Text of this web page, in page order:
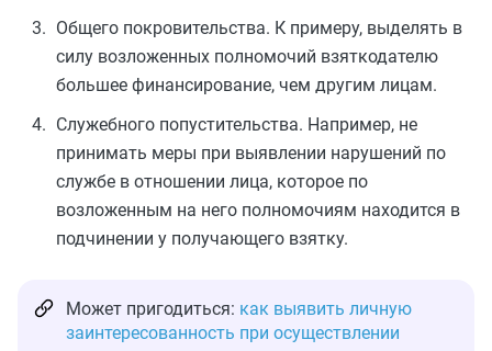
Общего покровительства. К примеру, выделять в
силу возложенных полномочий взяткодателю
большее финансирование, чем другим лицам.
Служебного попустительства. Например, не
принимать меры при выявлении нарушений по
службе в отношении лица, которое по
возложенным на него полномочиям находится в
подчинении у получающего взятку.
Может пригодиться: как выявить личную
заинтересованность при осуществлении